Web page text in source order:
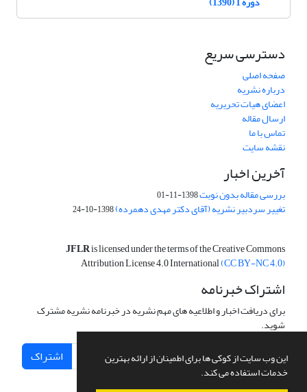
این وب سایت از کوکی ها برای اطمینان از ارائه بهترین
خدمات استفاده می کند.
دسترسی سریع
صفحه اصلی
درباره نشریه
اعضای هیات تحریریه
ارسال مقاله
تماس با ما
نقشه سایت
آخرین اخبار
بررسی مقاله بدون نوبت1398-11-01
تغییر سردبیر نشریه (آقای دکتر مهدی دهمرده)1398-10-24
JFLRis licensed under the terms of the Creative Commons
Attribution License 4.0 International(CC BY-NC 4.0)
اشتراک خبرنامه
برای دریافت اخبار و اطلاعیه های مهم نشریه در خبرنامه نشریه مشترک
شوید.
اشتراک